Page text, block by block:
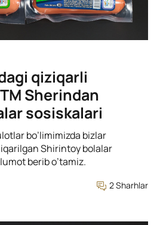
qiziqarli
Sherindan
sosiskalari
bo’limimizda bizlar
Shirintoy bolalar
berib o’tamiz.
2 Sharhlar